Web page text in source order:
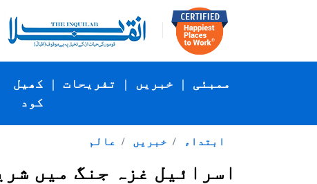
کھیل
کود
| تفریحات | خبریں | ممبئی
عالم خبریں ابتداء
اسرائیل غزہ جنگ میں